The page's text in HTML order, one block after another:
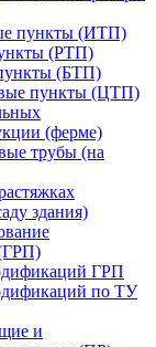
пункты (ИТП)
(РТП)
(БТП)
пункты (ЦТП)
(ферме)
трубы (на
здания)
ГРП
по ТУ
и